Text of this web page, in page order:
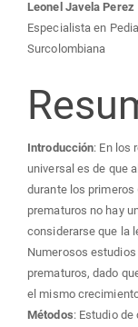
del
Leonel Javela Perez
Especialista en
Surcolombiana
Introducción: En los
universal es de que
durante los primeros
prematuros no hay
considerarse que la
Numerosos
prematuros, dado
el mismo
Métodos: Estudio